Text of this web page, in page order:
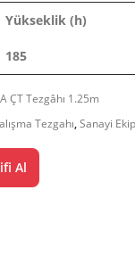
Yükseklik (h)
185
ÇT Tezgâhı 1.25m
Tezgahı,Sanayi
Al